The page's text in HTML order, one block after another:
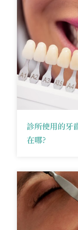
診所使用的牙
在哪?